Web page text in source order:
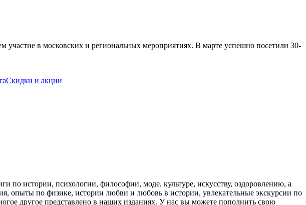
в московских и региональных мероприятиях. В марте успешно посетили 30-
Скидки и акции
по истории, психологии, философии, моде, культуре, искусству, оздоровлению, а
опыты по физике, истории любви и любовь в истории, увлекательные экскурсии по
другое представлено в наших изданиях. У нас вы можете пополнить свою